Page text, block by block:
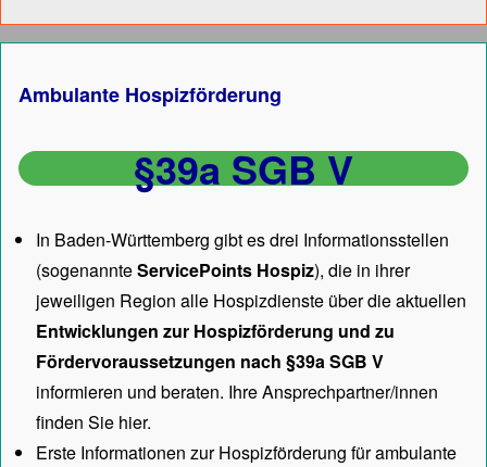
Ambulante Hospizförderung
§39a SGB V
In Baden-Württemberg gibt es drei Informationsstellen
(sogenannteServicePoints Hospiz), die in ihrer
jeweiligen Region alle Hospizdienste über die aktuellen
Entwicklungen zur Hospizförderung und zu
Fördervoraussetzungen nach §39a SGB V
informieren und beraten. Ihre Ansprechpartner/innen
finden Sie hier.
Erste Informationen zur Hospizförderung für ambulante